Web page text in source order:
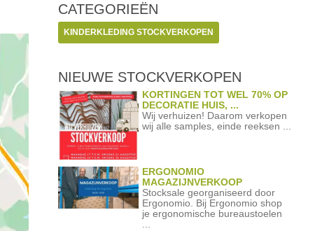
CATEGORIEËN
KINDERKLEDING STOCKVERKOPEN
NIEUWE STOCKVERKOPEN
KORTINGEN TOT WEL 70% OP
DECORATIE HUIS, ...
Wij verhuizen! Daarom verkopen
wij alle samples, einde reeksen ...
ERGONOMIO
MAGAZIJNVERKOOP
Stocksale georganiseerd door
Ergonomio. Bij Ergonomio shop
je ergonomische bureaustoelen